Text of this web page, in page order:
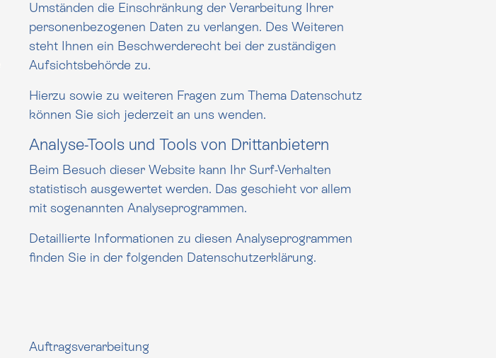
Umständen die Einschränkung der Verarbeitung Ihrer
personenbezogenen Daten zu verlangen. Des Weiteren
steht Ihnen ein Beschwerderecht bei der zuständigen
Aufsichtsbehörde zu.
Hierzu sowie zu weiteren Fragen zum Thema Datenschutz
können Sie sich jederzeit an uns wenden.
Analyse-Tools und Tools von Dritt­anbietern
Beim Besuch dieser Website kann Ihr Surf-Verhalten
statistisch ausgewertet werden. Das geschieht vor allem
mit sogenannten Analyseprogrammen.
Detaillierte Informationen zu diesen Analyseprogrammen
finden Sie in der folgenden Datenschutzerklärung.
Auftragsverarbeitung